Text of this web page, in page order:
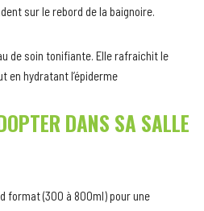
sur le rebord de la baignoire.
de soin tonifiante. Elle rafraichit le
en hydratant l’épiderme
DANS SA SALLE
format (300 à 800ml) pour une